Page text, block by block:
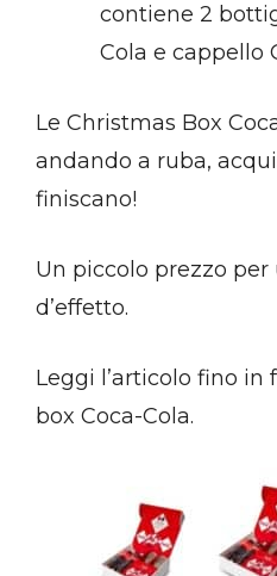
contiene 2
Cola e cappello
Le Christmas Box
andando a ruba,
finiscano!
Un piccolo prezzo
d’effetto.
Leggi l’articolo fino in
box Coca-Cola.